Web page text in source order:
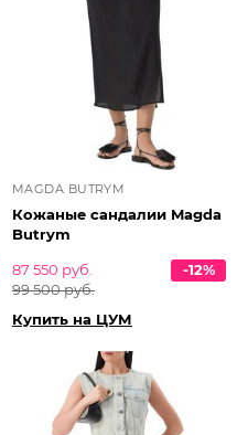
MAGDA BUTRYM
Кожаные сандалии Magda
Butrym
87 550 руб.
99 500 руб.
-12%
Купить на ЦУМ